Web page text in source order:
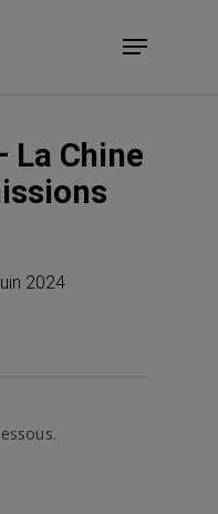
Menu
La Chine
2024